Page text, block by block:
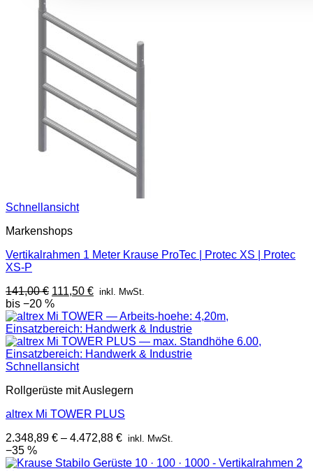
62,50 €
Schnellansicht
Markenshops
Vertikalrahmen 1 Meter Krause ProTec | Protec XS | Protec
XS-P
141,00€ Ursprünglicher
Preis
war:
141,00 €
111,50 €Aktueller
ist:
111,50 €.
inkl. MwSt.
bis −20 %
Schnellansicht
Rollgerüste mit Auslegern
altrex Mi TOWER PLUS
2.348,89 € – 4.472,88 € inkl. MwSt.
−35 %